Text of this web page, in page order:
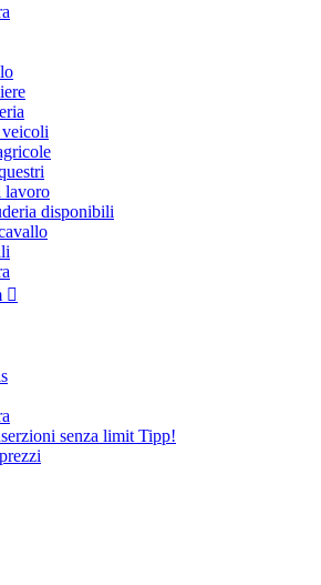
veicoli
lavoro
disponibili

senza limit Tipp!